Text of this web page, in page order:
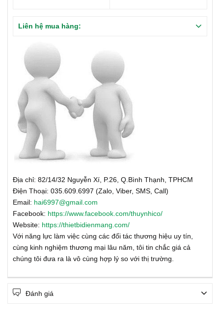
Liên hệ mua hàng:
Địa chỉ: 82/14/32 Nguyễn Xí, P.26, Q.Bình Thạnh, TPHCM
Điện Thoại: 035.609.6997 (Zalo, Viber, SMS, Call)
Email: hai6997@gmail.com
Facebook: https://www.facebook.com/thuynhico/
Website: https://thietbidienmang.com/
Với năng lực làm việc cùng các đối tác thương hiệu uy tín,
cùng kinh nghiệm thương mại lâu năm, tôi tin chắc giá cả
chúng tôi đưa ra là vô cùng hợp lý so với thị trường.
Đánh giá